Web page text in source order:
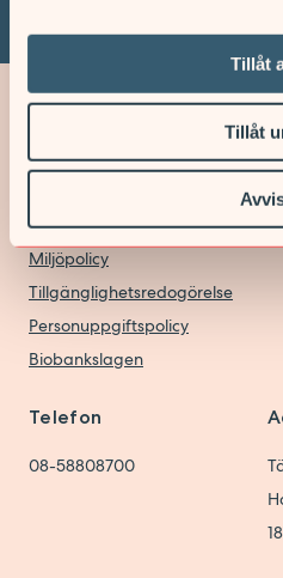
Tillåt
Tillåt
Cookie Policy
Miljöpolicy
Tillgänglighetsredogörelse
Personuppgiftspolicy
Biobankslagen
Telefon
08-58808700